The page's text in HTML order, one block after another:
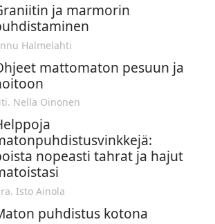
ja marmorin
Halmelahti
mattomaton pesuun ja
Nella Oinonen
nopeasti tahrat ja hajut
Isto Ainola
puhdistus kotona